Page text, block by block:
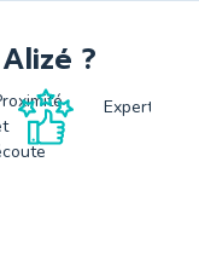
?
Expertise